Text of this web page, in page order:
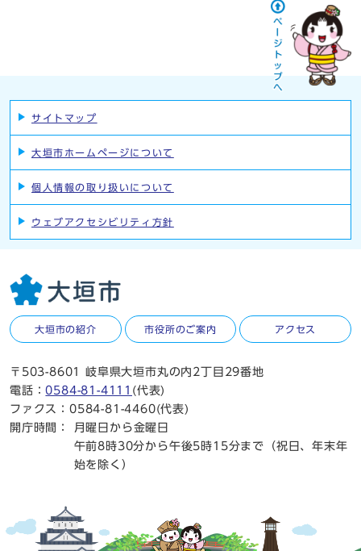
サイトマップ
大垣市ホームページについて
個人情報の取り扱いについて
ウェブアクセシビリティ方針
大垣市の紹介 市役所のご案内 アクセス
〒503-8601 岐阜県大垣市丸の内2丁目29番地
電話：0584-81-4111 (代表)
ファクス：0584-81-4460(代表)
開庁時間：
月曜日から金曜日
午前8時30分から午後5時15分まで（祝日、年末年
始を除く）